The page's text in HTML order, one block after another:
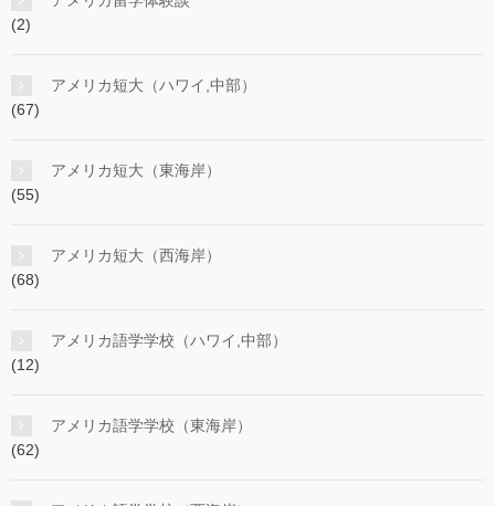
(2)
アメリカ短大（ハワイ,中部）
(67)
アメリカ短大（東海岸）
(55)
アメリカ短大（西海岸）
(68)
アメリカ語学学校（ハワイ,中部）
(12)
アメリカ語学学校（東海岸）
(62)